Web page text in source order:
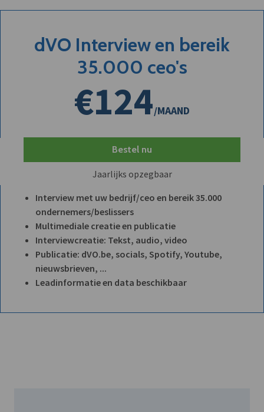
dVO Interview en bereik
35.000 ceo's
€124/MAAND
Bestel nu
Jaarlijks opzegbaar
Interview met uw bedrijf/ceo en bereik 35.000
ondernemers/beslissers
Multimediale creatie en publicatie
Interviewcreatie: Tekst, audio, video
Publicatie: dVO.be, socials, Spotify, Youtube,
nieuwsbrieven, ...
Leadinformatie en data beschikbaar